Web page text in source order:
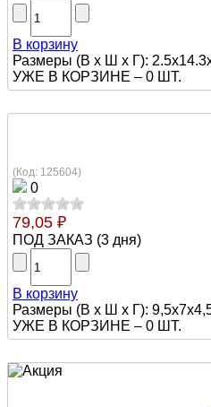
В корзину
Размеры (В х Ш х Г):
УЖЕ В КОРЗИНЕ – 0 ШТ.
(Код: 125604)
0
79,05 ₽
ПОД ЗАКАЗ (3 дня)
В корзину
Размеры (В х Ш х Г):
УЖЕ В КОРЗИНЕ – 0 ШТ.